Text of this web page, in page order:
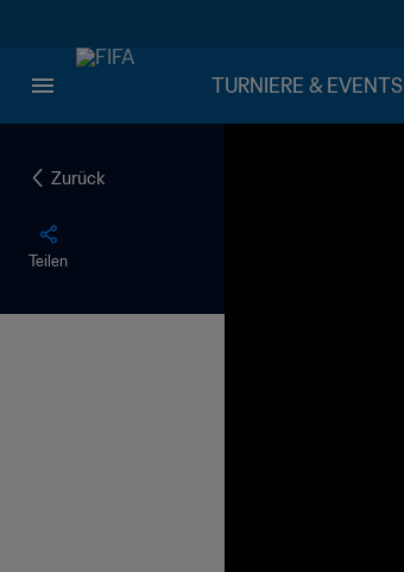
TURNIERE & EVENTS
Zurück
Teilen